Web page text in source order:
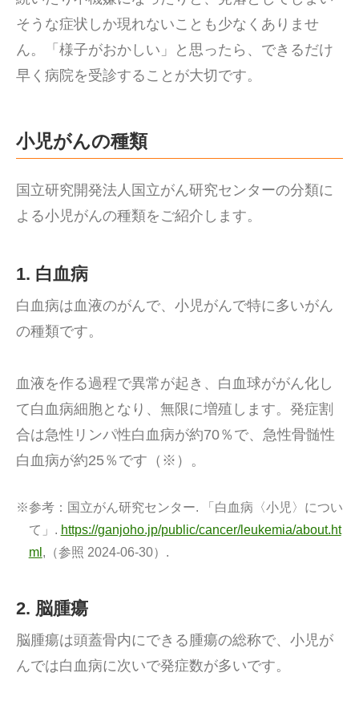
そうな症状しか現れないことも少なくありませ
ん。「様子がおかしい」と思ったら、できるだけ
早く病院を受診することが大切です。
小児がんの種類
国立研究開発法人国立がん研究センターの分類に
よる小児がんの種類をご紹介します。
1. 白血病
白血病は血液のがんで、小児がんで特に多いがん
の種類です。
血液を作る過程で異常が起き、白血球ががん化し
て白血病細胞となり、無限に増殖します。発症割
合は急性リンパ性白血病が約70％で、急性骨髄性
白血病が約25％です（※）。
※参考： 国立がん研究センター. 「白血病〈小児〉につい
て」. https://ganjoho.jp/public/cancer/leukemia/about.ht
ml ,（参照 2024-06-30）.
2. 脳腫瘍
脳腫瘍は頭蓋骨内にできる腫瘍の総称で、小児が
んでは白血病に次いで発症数が多いです。